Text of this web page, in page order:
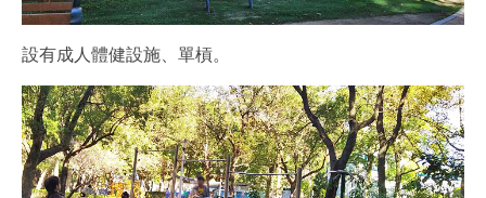
設有成人體健設施、單槓。